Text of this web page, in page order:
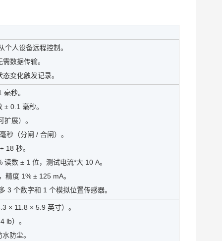
人设备远程控制。
数据传输。
变化触发记录。
毫秒。
± 0.1 毫秒。
扩展）。
秒（分闸 / 合闸）。
18 秒。
数 ± 1 位，测试电流*大 10 A。
精度 1% ± 125 mA。
3 个数字和 1 个模拟位置传感器。
× 11.8 × 5.9 英寸）。
lb）。
防尘。